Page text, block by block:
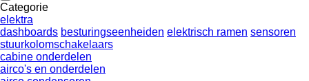
Categorie
elektra
dashboards besturingseenheiden elektrisch ramen sensoren
stuurkolomschakelaars
cabine onderdelen
airco's en onderdelen